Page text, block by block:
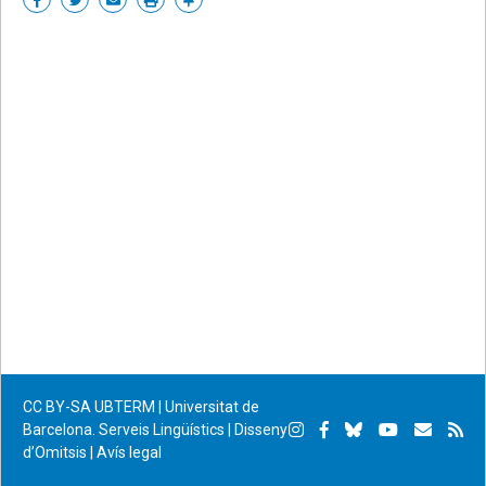
CC BY-SA UBTERM | Universitat de
Barcelona. Serveis Lingüístics
Disseny
d’Omitsis
Avís legal
Instagram
Facebook
BlueskyYouTube